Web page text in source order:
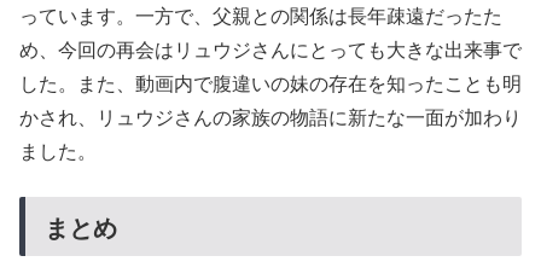
っています。一方で、父親との関係は長年疎遠だったた
め、今回の再会はリュウジさんにとっても大きな出来事で
した。また、動画内で腹違いの妹の存在を知ったことも明
かされ、リュウジさんの家族の物語に新たな一面が加わり
ました。
まとめ